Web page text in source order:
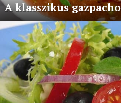
A klasszikus gazpacho